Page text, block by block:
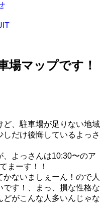
場マップです！
、駐車場が足りない地域
だけ後悔しているよっさ
よっさんは10:30〜のア
まーす！！
ないましぇーん！ので人
です！、まっ、損な性格な
どがこんな人多いんじゃな